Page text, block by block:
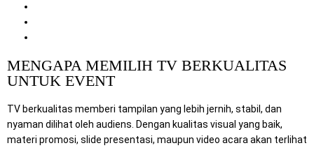
MENGAPA MEMILIH TV BERKUALITAS
UNTUK EVENT
TV berkualitas memberi tampilan yang lebih jernih, stabil, dan
nyaman dilihat oleh audiens. Dengan kualitas visual yang baik,
materi promosi, slide presentasi, maupun video acara akan terlihat